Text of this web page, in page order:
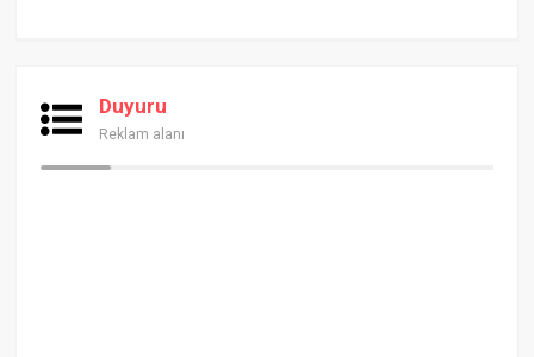
Duyuru
Reklam alanı